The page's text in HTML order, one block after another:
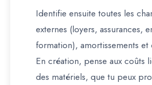
Identifie ensuite toutes les
externes (loyers, assurances,
formation), amortissements
En création, pense aux coûts
des matériels, que tu peux